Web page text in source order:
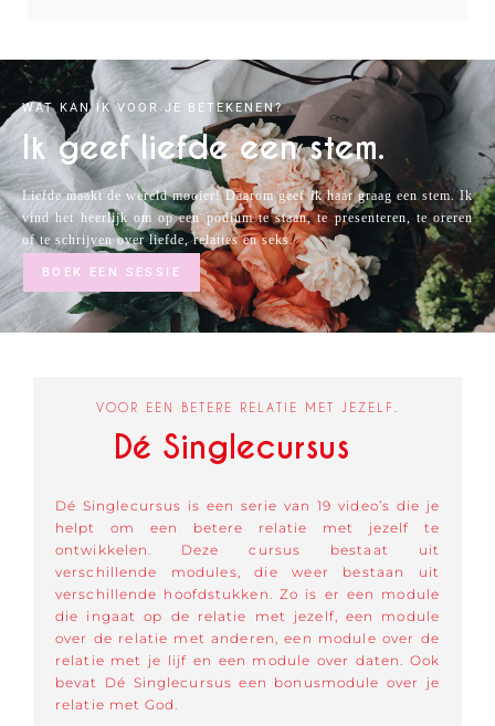
WAT KAN IK VOOR JE BETEKENEN?
Ik geef liefde een stem.
Liefde maakt de wereld mooier! Daarom geef ik haar graag een stem. Ik
vind het heerlijk om op een podium te staan, te presenteren, te oreren
of te schrijven over liefde, relaties en seks.
BOEK EEN SESSIE
VOOR EEN BETERE RELATIE MET JEZELF.
Dé Singlecursus
Dé Singlecursus is een serie van 19 video’s die je
helpt om een betere relatie met jezelf te
ontwikkelen. Deze cursus bestaat uit
verschillende modules, die weer bestaan uit
verschillende hoofdstukken. Zo is er een module
die ingaat op de relatie met jezelf, een module
over de relatie met anderen, een module over de
relatie met je lijf en een module over daten. Ook
bevat Dé Singlecursus een bonusmodule over je
relatie met God.